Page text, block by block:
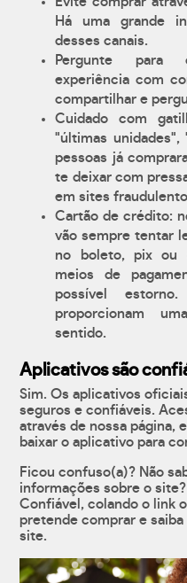
Há uma grande
desses canais.
Pergunte para
experiência com
compartilhar e
Cuidado com
"últimas
pessoas já
te deixar com
em sites
Cartão de crédito:
vão sempre tentar
no boleto, pix ou
meios de
possível
proporcionam
sentido.
Aplicativos são
Sim. Os aplicativos
seguros e confiáveis.
através de nossa página,
baixar o aplicativo para
Ficou confuso(a)? Não
informações sobre o
Confiável, colando o link
pretende comprar e
site.